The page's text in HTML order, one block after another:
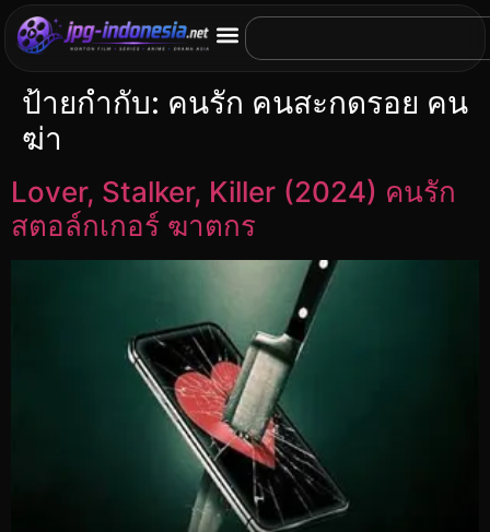
ป้ายกำกับ: คนรัก คนสะกดรอย คน
ฆ่า
Lover, Stalker, Killer (2024) คนรัก
สตอล์กเกอร์ ฆาตกร